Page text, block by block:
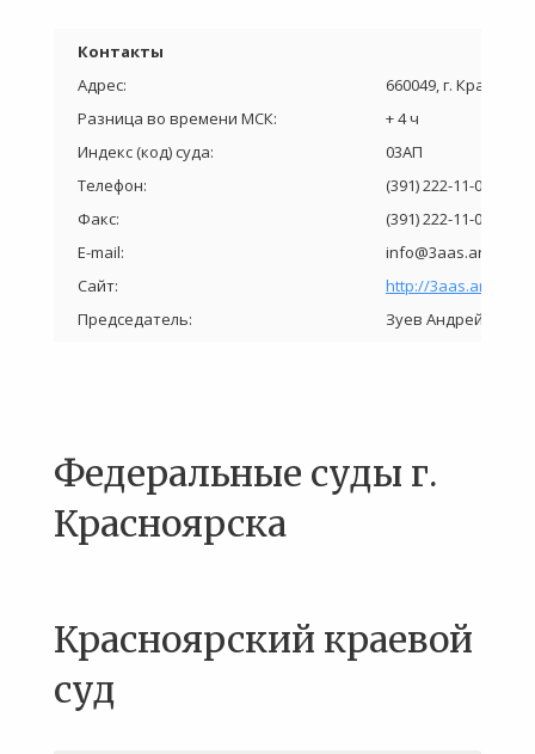
Контакты
Адрес:
660049, г.
Разница во времени МСК:
+ 4 ч
Индекс (код) суда:
03АП
Телефон:
(391) 222-11-00
Факс:
(391) 222-11-00
E-mail:
info@3aas.arbitr.ru
Сайт:
http://3aas.arbitr.ru/
Председатель:
Зуев Андрей
Федеральные суды г.
Красноярска
Красноярский краевой
суд